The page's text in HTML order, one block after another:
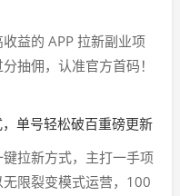
益的 APP 拉新副业项
抽佣，认准官方首码！
拉新方式，主打一手项
限裂变模式运营，100